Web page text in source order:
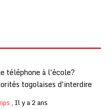
téléphone à l'école?
togolaises d'interdire
, Il y a 2 ans